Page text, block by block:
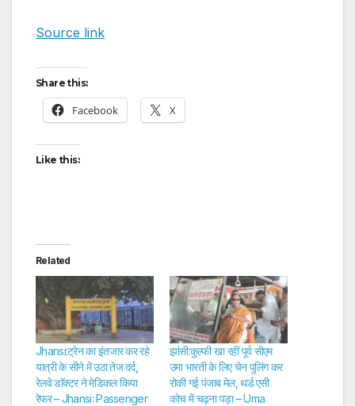
Source link
Share this:
Facebook X
Like this:
Related
Jhansi:ट्रेन का इंतजार कर रहे
यात्री के सीने में उठा तेज दर्द,
रेलवे डाॅक्टर ने मेडिकल किया
रेफर – Jhansi: Passenger
झांसी:कुल्फी खा रहीं पूर्व सीएम
उमा भारती के लिए चेन पुलिंग कर
रोकी गई पंजाब मेल, थर्ड एसी
कोच में चढ़ना पड़ा – Uma